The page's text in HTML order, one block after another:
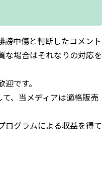
謗中傷と判断したコメント
な場合はそれなりの対応を
です。
、当メディアは適格販売
ログラムによる収益を得て